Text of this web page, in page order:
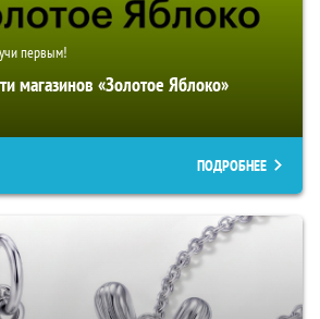
первым!
магазинов «Золотое Яблоко»
ПОДРОБНЕЕ